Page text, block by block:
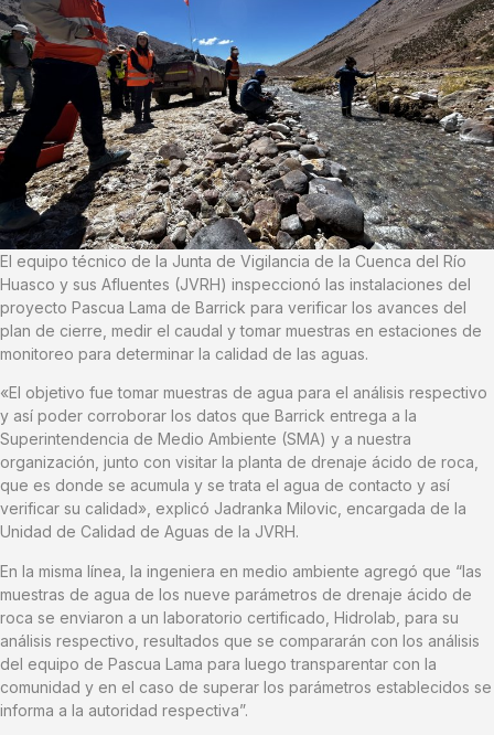
El equipo técnico de la Junta de Vigilancia de la Cuenca del Río
Huasco y sus Afluentes (JVRH) inspeccionó las instalaciones del
proyecto Pascua Lama de Barrick para verificar los avances del
plan de cierre, medir el caudal y tomar muestras en estaciones de
monitoreo para determinar la calidad de las aguas.
«El objetivo fue tomar muestras de agua para el análisis respectivo
y así poder corroborar los datos que Barrick entrega a la
Superintendencia de Medio Ambiente (SMA) y a nuestra
organización, junto con visitar la planta de drenaje ácido de roca,
que es donde se acumula y se trata el agua de contacto y así
verificar su calidad», explicó Jadranka Milovic, encargada de la
Unidad de Calidad de Aguas de la JVRH.
En la misma línea, la ingeniera en medio ambiente agregó que “las
muestras de agua de los nueve parámetros de drenaje ácido de
roca se enviaron a un laboratorio certificado, Hidrolab, para su
análisis respectivo, resultados que se compararán con los análisis
del equipo de Pascua Lama para luego transparentar con la
comunidad y en el caso de superar los parámetros establecidos se
informa a la autoridad respectiva”.